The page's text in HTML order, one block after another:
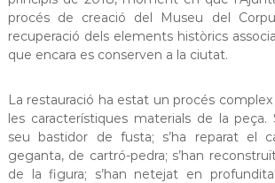
procés de creació del Museu del
recuperació dels elements històrics
que encara es conserven a la ciutat.
La restauració ha estat un procés
les característiques materials de la peça.
seu bastidor de fusta; s’ha reparat el
geganta, de cartró-pedra; s’han
de la figura; s’han netejat en